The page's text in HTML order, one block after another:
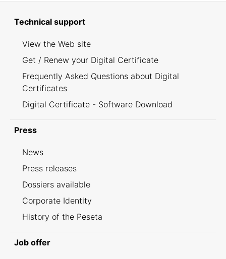
Technical support
View the Web site
Get / Renew your Digital Certificate
Frequently Asked Questions about Digital
Certificates
Digital Certificate - Software Download
Press
News
Press releases
Dossiers available
Corporate Identity
History of the Peseta
Job offer